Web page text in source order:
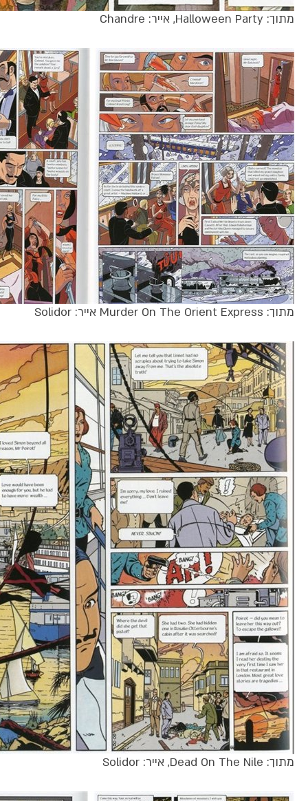
מתוך: Halloween Party, אייר: Chandre
מתוך: Murder On The Orient Express אייר: Solidor
מתוך: Dead On The Nile, אייר: Solidor